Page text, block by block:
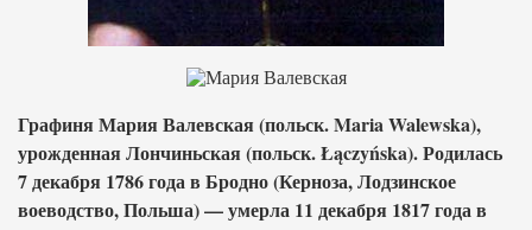
Графиня Мария Валевская (польск. Maria Walewska),
урожденная Лончиньская (польск. Łączyńska). Родилась
7 декабря 1786 года в Бродно (Керноза, Лодзинское
воеводство, Польша) — умерла 11 декабря 1817 года в